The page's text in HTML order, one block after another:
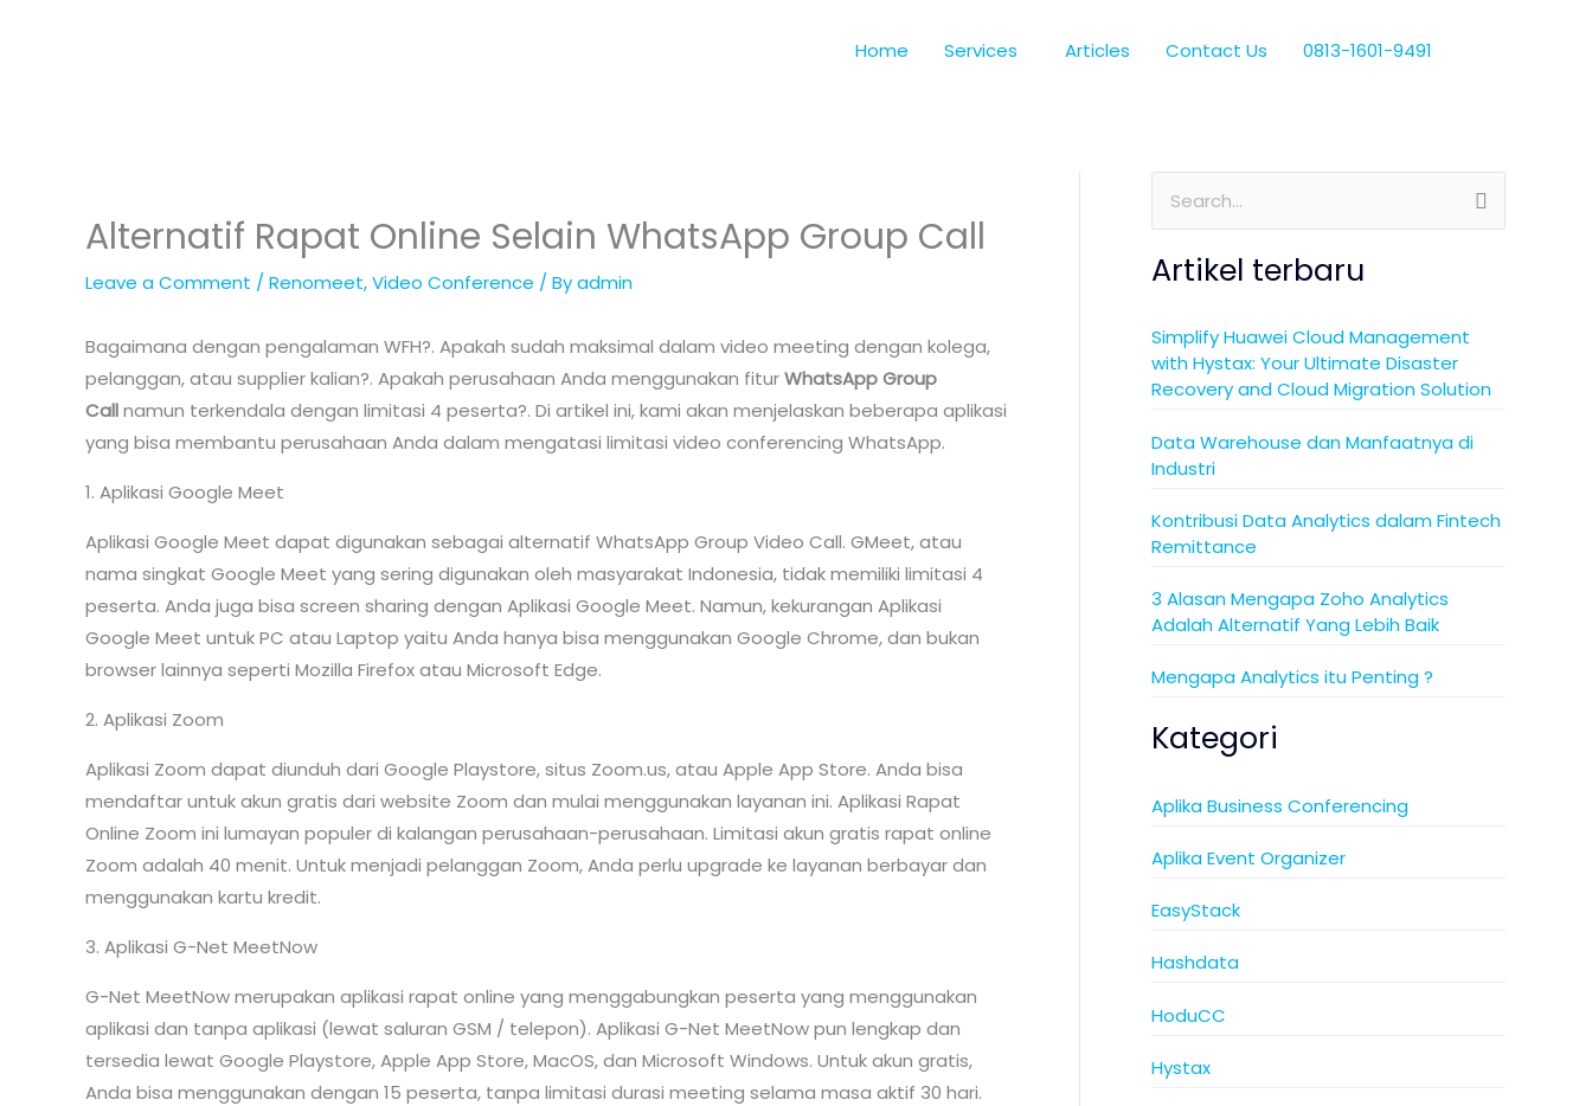
Home Services Articles Contact Us 0813-1601-9491
Alternatif Rapat Online Selain WhatsApp Group Call
Leave a Comment / Renomeet,Video Conference / Byadmin
Bagaimana dengan pengalaman WFH?. Apakah sudah maksimal dalam video meeting dengan kolega,
pelanggan, atau supplier kalian?. Apakah perusahaan Anda menggunakan fiturWhatsApp Group
Callnamun terkendala dengan limitasi 4 peserta?. Di artikel ini, kami akan menjelaskan beberapa aplikasi
yang bisa membantu perusahaan Anda dalam mengatasi limitasi video conferencing WhatsApp.
1. Aplikasi Google Meet
Aplikasi Google Meet dapat digunakan sebagai alternatif WhatsApp Group Video Call. GMeet, atau
nama singkat Google Meet yang sering digunakan oleh masyarakat Indonesia, tidak memiliki limitasi 4
peserta. Anda juga bisa screen sharing dengan Aplikasi Google Meet. Namun, kekurangan Aplikasi
Google Meet untuk PC atau Laptop yaitu Anda hanya bisa menggunakan Google Chrome, dan bukan
browser lainnya seperti Mozilla Firefox atau Microsoft Edge.
2. Aplikasi Zoom
Aplikasi Zoom dapat diunduh dari Google Playstore, situs Zoom.us, atau Apple App Store. Anda bisa
mendaftar untuk akun gratis dari website Zoom dan mulai menggunakan layanan ini. Aplikasi Rapat
Online Zoom ini lumayan populer di kalangan perusahaan-perusahaan. Limitasi akun gratis rapat online
Zoom adalah 40 menit. Untuk menjadi pelanggan Zoom, Anda perlu upgrade ke layanan berbayar dan
menggunakan kartu kredit.
3. Aplikasi G-Net MeetNow
G-Net MeetNow merupakan aplikasi rapat online yang menggabungkan peserta yang menggunakan
aplikasi dan tanpa aplikasi (lewat saluran GSM / telepon). Aplikasi G-Net MeetNow pun lengkap dan
tersedia lewat Google Playstore, Apple App Store, MacOS, dan Microsoft Windows. Untuk akun gratis,
Anda bisa menggunakan dengan 15 peserta, tanpa limitasi durasi meeting selama masa aktif 30 hari.
a
c
h
o
:
Artikel terbaru
Simplify Huawei Cloud Management
with Hystax: Your Ultimate Disaster
Recovery and Cloud Migration Solution
Data Warehouse dan Manfaatnya di
Industri
Kontribusi Data Analytics dalam Fintech
Remittance
3 Alasan Mengapa Zoho Analytics
Adalah Alternatif Yang Lebih Baik
Mengapa Analytics itu Penting ?
Kategori
Aplika Business Conferencing
Aplika Event Organizer
EasyStack
Hashdata
HoduCC
Hystax